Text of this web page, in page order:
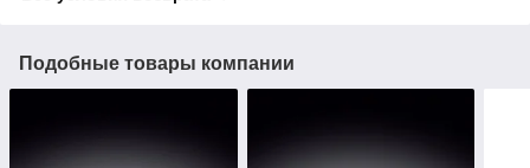
Подобные товары компании